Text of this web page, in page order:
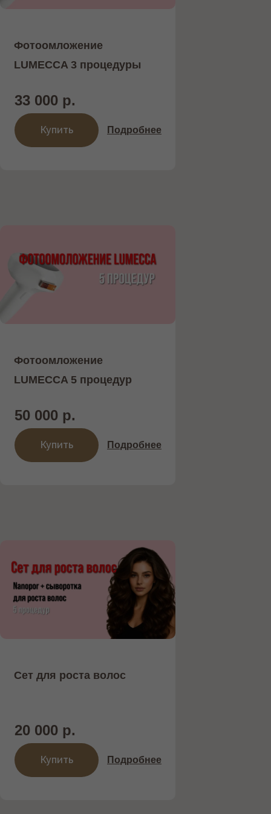
Подробнее
33 000 р.
Фотоомложение
LUMECCA 3 процедуры
Купить
Подробнее
50 000 р.
Фотоомложение
LUMECCA 5 процедур
Купить
Подробнее
20 000 р.
Сет для роста волос
Купить